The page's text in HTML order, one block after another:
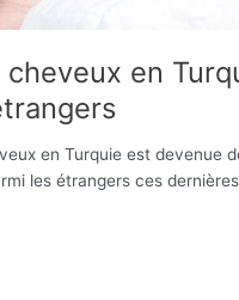
en
en Turquie est devenue
les étrangers ces